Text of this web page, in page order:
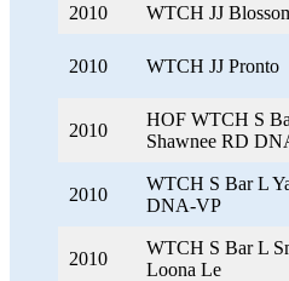
2010 WTCH JJ
2010 WTCH JJ Pronto
2010
HOF WTCH S
Shawnee RD
2010
WTCH S Bar L
DNA-VP
2010
WTCH S Bar L
Loona Le